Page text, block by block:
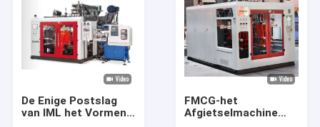
De Enige Postslag
van IML het Vormen
FMCG-het
Afgietselmachine